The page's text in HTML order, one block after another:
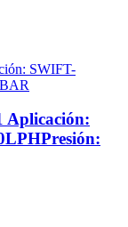
Aplicación: